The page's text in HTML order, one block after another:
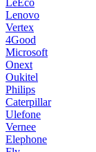
LeEco
Lenovo
Vertex
4Good
Microsoft
Onext
Oukitel
Philips
Caterpillar
Ulefone
Vernee
Elephone